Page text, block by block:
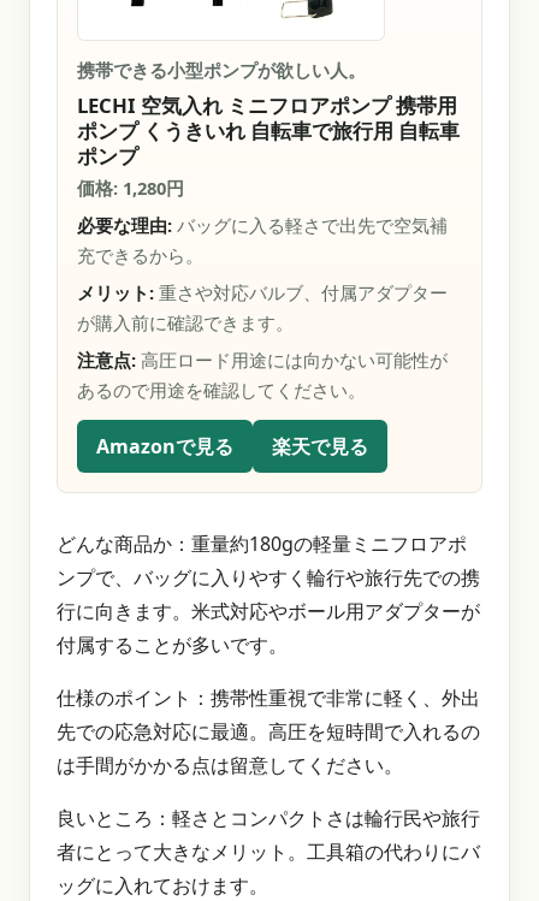
携帯できる小型ポンプが欲しい人。
LECHI 空気入れ ミニフロアポンプ 携帯用
ポンプ くうきいれ 自転車で旅行用 自転車
ポンプ
価格: 1,280円
必要な理由: バッグに入る軽さで出先で空気補
充できるから。
メリット: 重さや対応バルブ、付属アダプター
が購入前に確認できます。
注意点: 高圧ロード用途には向かない可能性が
あるので用途を確認してください。
Amazonで見る 楽天で見る
どんな商品か：重量約180gの軽量ミニフロアポ
ンプで、バッグに入りやすく輪行や旅行先での携
行に向きます。米式対応やボール用アダプターが
付属することが多いです。
仕様のポイント：携帯性重視で非常に軽く、外出
先での応急対応に最適。高圧を短時間で入れるの
は手間がかかる点は留意してください。
良いところ：軽さとコンパクトさは輪行民や旅行
者にとって大きなメリット。工具箱の代わりにバ
ッグに入れておけます。